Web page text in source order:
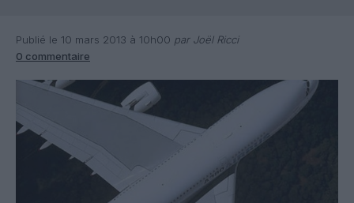
Publié le 10 mars 2013 à 10h00 par Joël Ricci
0 commentaire